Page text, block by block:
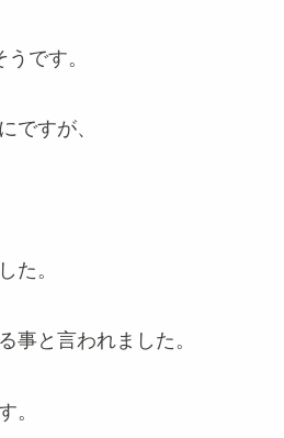
です。
ですが、
た。
事と言われました。
。